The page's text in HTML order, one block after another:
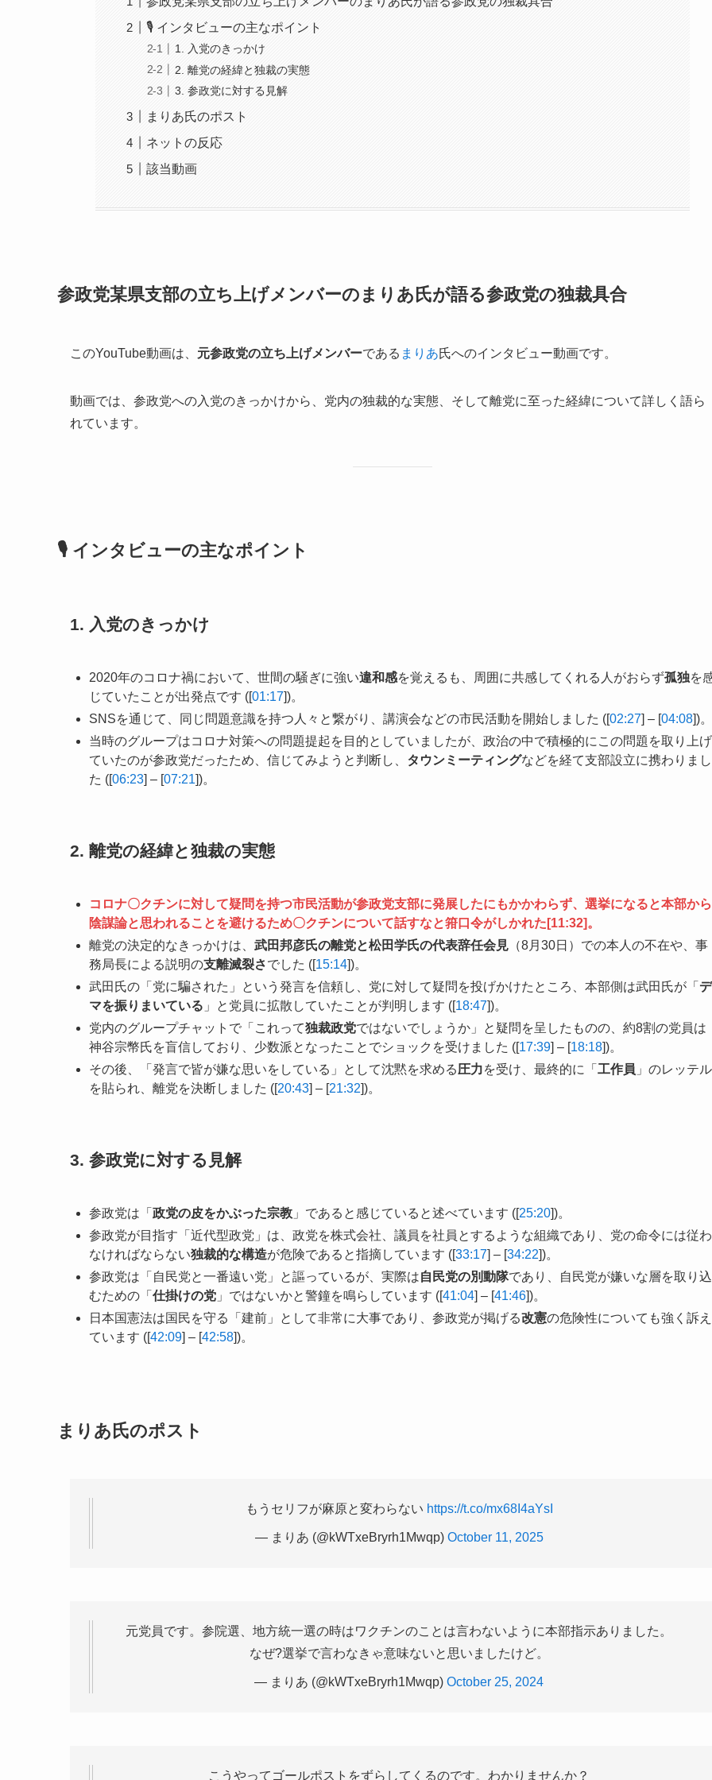
🎙️ インタビューの主なポイント
1. 入党のきっかけ
2. 離党の経緯と独裁の実態
3. 参政党に対する見解
まりあ氏のポスト
ネットの反応
該当動画
参政党某県支部の立ち上げメンバーのまりあ氏が語る参政党の独裁具合
このYouTube動画は、 元参政党の立ち上げメンバーである まりあ氏へのインタビュー動画です。
動画では、参政党への入党のきっかけから、党内の独裁的な実態、そして離党に至った経緯について詳しく語ら
れています。
🎙️ インタビューの主なポイント
1. 入党のきっかけ
2020年のコロナ禍において、世間の騒ぎに強い違和感を覚えるも、周囲に共感してくれる人がおらず孤独を
じていたことが出発点です ([01:17])。
SNSを通じて、同じ問題意識を持つ人々と繋がり、講演会などの市民活動を開始しました ([02:27] – [04:08])。
当時のグループはコロナ対策への問題提起を目的としていましたが、政治の中で積極的にこの問題を取り上げ
ていたのが参政党だったため、信じてみようと判断し、 タウンミーティングなどを経て支部設立に携わりまし
た ([06:23] – [07:21])。
2. 離党の経緯と独裁の実態
コロナ〇クチンに対して疑問を持つ市民活動が参政党支部に発展したにもかかわらず、選挙になると本部から
陰謀論と思われることを避けるため〇クチンについて話すなと箝口令がしかれた[11:32]。
離党の決定的なきっかけは、 武田邦彦氏の離党と松田学氏の代表辞任会見 （8月30日）での本人の不在や、事
務局長による説明の支離滅裂さでした ([15:14])。
武田氏の「党に騙された」という発言を信頼し、党に対して疑問を投げかけたところ、本部側は武田氏が「 デ
マを振りまいている 」と党員に拡散していたことが判明します ([18:47])。
党内のグループチャットで「これって独裁政党ではないでしょうか」と疑問を呈したものの、約8割の党員は
神谷宗幣氏を盲信しており、少数派となったことでショックを受けました ([17:39] – [18:18])。
その後、「発言で皆が嫌な思いをしている」として沈黙を求める圧力を受け、最終的に「 工作員 」のレッテル
を貼られ、離党を決断しました ([20:43] – [21:32])。
3. 参政党に対する見解
参政党は「 政党の皮をかぶった宗教 」であると感じていると述べています ([25:20])。
参政党が目指す「近代型政党」は、政党を株式会社、議員を社員とするような組織であり、党の命令には従わ
なければならない独裁的な構造が危険であると指摘しています ([33:17] – [34:22])。
参政党は「自民党と一番遠い党」と謳っているが、実際は自民党の別動隊であり、自民党が嫌いな層を取り込
むための「 仕掛けの党 」ではないかと警鐘を鳴らしています ([41:04] – [41:46])。
日本国憲法は国民を守る「建前」として非常に大事であり、参政党が掲げる改憲の危険性についても強く訴え
ています ([42:09] – [42:58])。
まりあ氏のポスト
もうセリフが麻原と変わらない https://t.co/mx68I4aYsI
— まりあ (@kWTxeBryrh1Mwqp) October 11, 2025
元党員です。参院選、地方統一選の時はワクチンのことは言わないように本部指示ありました。
なぜ?選挙で言わなきゃ意味ないと思いましたけど。
— まりあ (@kWTxeBryrh1Mwqp) October 25, 2024